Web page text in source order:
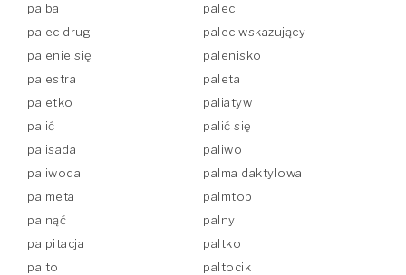
palba
palec
palec drugi
palec wskazujący
palenie się
palenisko
palestra
paleta
paletko
paliatyw
palić
palić się
palisada
paliwo
paliwoda
palma daktylowa
palmeta
palmtop
palnąć
palny
palpitacja
paltko
palto
paltocik